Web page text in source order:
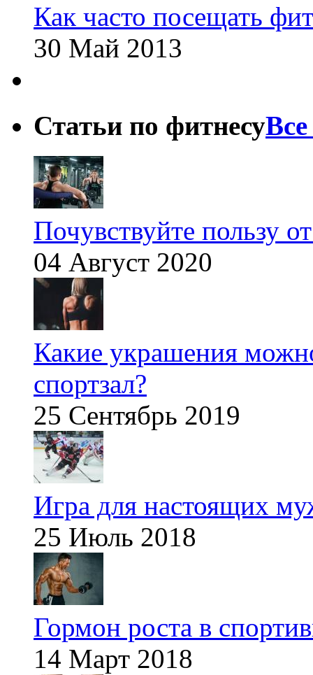
Как часто посещать
30 Май 2013
Статьи по фитнесу
Почувствуйте пользу
04 Август 2020
Какие украшения
спортзал?
25 Сентябрь 2019
Игра для настоящих
25 Июль 2018
Гормон роста в
14 Март 2018